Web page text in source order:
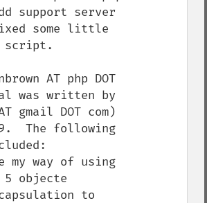
support server
some little
script.
AT php DOT
was written by
gmail DOT com)
The following
my way of using
5 objecte
to